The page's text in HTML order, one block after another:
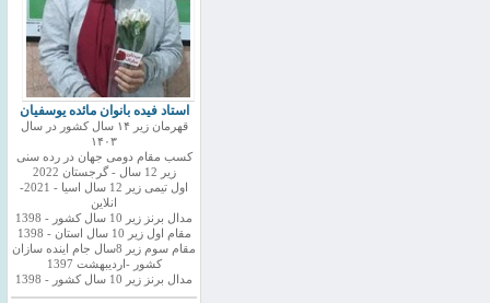
استاد فیده بانوان مائده یوسفیان
قهرمان زیر ۱۴ سال کشور در سال
۱۴۰۳
کسب مقام دومی جهان در رده سنی
زیر 12 سال - گرجستان 2022
اول تیمی زیر 12 سال اسیا - 2021-
انلاین
مدال برنز زیر 10 سال کشور - 1398
مقام اول زیر 10 سال استان - 1398
مقام سوم زیر 8سال جام اینده سازان
کشور -اردیبهشت 1397
مدال برنز زیر 10 سال کشور - 1398